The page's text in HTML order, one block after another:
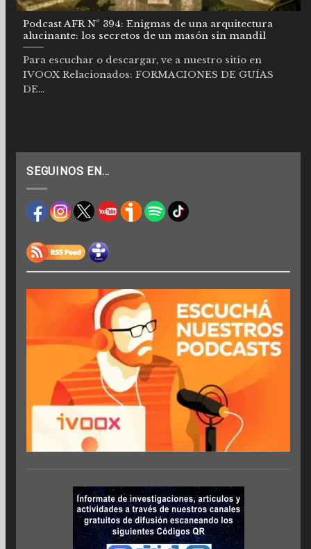
Podcast AFR Nº 394: Enigmas de una arquitectura
alucinante: los secretos de un masón sin mandil
Para escuchar o descargar, ve a nuestro sitio en
IVOOX Relacionados: FORMACIONES DE GUÍAS
DE...
SEGUINOS EN…